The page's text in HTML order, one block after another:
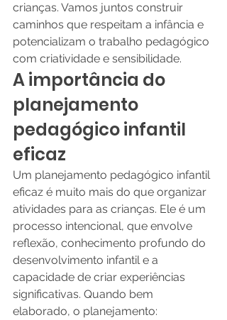
crianças. Vamos juntos construir
caminhos que respeitam a infância e
potencializam o trabalho pedagógico
com criatividade e sensibilidade.
A importância do
planejamento
pedagógico infantil
eficaz
Um planejamento pedagógico infantil
eficaz é muito mais do que organizar
atividades para as crianças. Ele é um
processo intencional, que envolve
reflexão, conhecimento profundo do
desenvolvimento infantil e a
capacidade de criar experiências
significativas. Quando bem
elaborado, o planejamento: